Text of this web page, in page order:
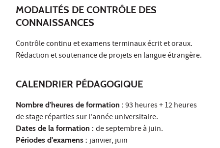
MODALITÉS DE CONTRÔLE DES
CONNAISSANCES
Contrôle continu et examens terminaux écrit et oraux.
Rédaction et soutenance de projets en langue étrangère.
CALENDRIER PÉDAGOGIQUE
Nombre d'heures de formation : 93 heures + 12 heures
de stage réparties sur l'année universitaire.
Dates de la formation : de septembre à juin.
Périodes d'examens : janvier, juin